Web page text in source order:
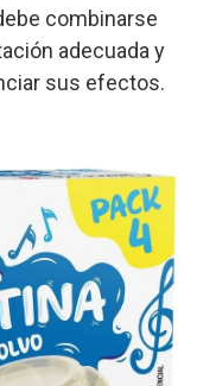
combinarse
adecuada y
sus efectos.